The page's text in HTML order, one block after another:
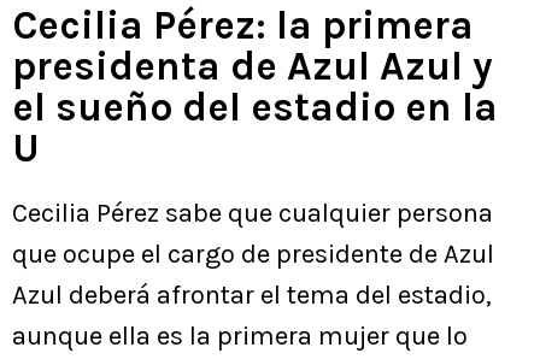
Cecilia Pérez: la primera
presidenta de Azul Azul y
el sueño del estadio en la
U
Cecilia Pérez sabe que cualquier persona
que ocupe el cargo de presidente de Azul
Azul deberá afrontar el tema del estadio,
aunque ella es la primera mujer que lo